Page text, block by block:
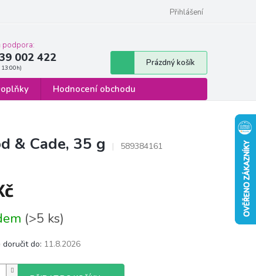
Formulář pro odstoupení od smlouvy
Přihlášení
podpora:
002 422
Nákupní
košík
Prázdný košík
Hodnocení obchodu
& Cade, 35 g
589384161
(>5 ks)
doručit do: 11.8.2026